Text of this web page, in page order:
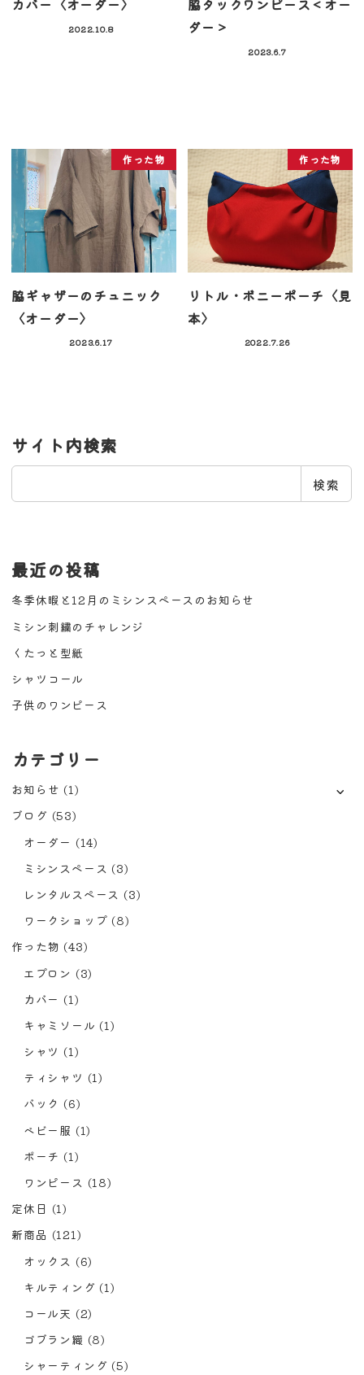
カバー〈オーダー〉
2022.10.8
脇タックワンピース＜オー
ダー＞
2023.6.7
作った物
脇ギャザーのチュニック
〈オーダー〉
2023.6.17
作った物
リトル・ボニーポーチ〈見
本〉
2022.7.26
サイト内検索
検
検索
最近の投稿
冬季休暇と12月のミシンスペースのお知らせ
ミシン刺繍のチャレンジ
くたっと型紙
シャツコール
子供のワンピース
カテゴリー
お知らせ (1)
ブログ (53)
オーダー (14)
ミシンスペース (3)
レンタルスペース (3)
ワークショップ (8)
作った物 (43)
エプロン (3)
カバー (1)
キャミソール (1)
シャツ (1)
ティシャツ (1)
バック (6)
ベビー服 (1)
ポーチ (1)
ワンピース (18)
定休日 (1)
新商品 (121)
オックス (6)
キルティング (1)
コール天 (2)
ゴブラン織 (8)
シャーティング (5)